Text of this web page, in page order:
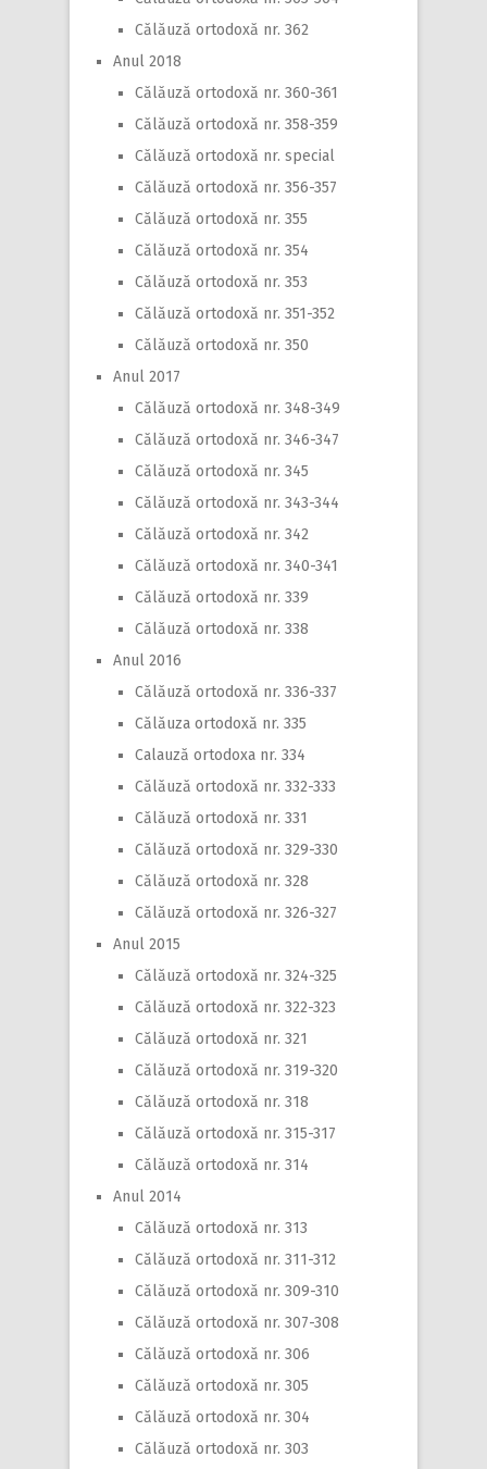
Călăuză ortodoxă nr. 362
Anul 2018
Călăuză ortodoxă nr. 360-361
Călăuză ortodoxă nr. 358-359
Călăuză ortodoxă nr. special
Călăuză ortodoxă nr. 356-357
Călăuză ortodoxă nr. 355
Călăuză ortodoxă nr. 354
Călăuză ortodoxă nr. 353
Călăuză ortodoxă nr. 351-352
Călăuză ortodoxă nr. 350
Anul 2017
Călăuză ortodoxă nr. 348-349
Călăuză ortodoxă nr. 346-347
Călăuză ortodoxă nr. 345
Călăuză ortodoxă nr. 343-344
Călăuză ortodoxă nr. 342
Călăuză ortodoxă nr. 340-341
Călăuză ortodoxă nr. 339
Călăuză ortodoxă nr. 338
Anul 2016
Călăuză ortodoxă nr. 336-337
Călăuza ortodoxă nr. 335
Calauză ortodoxa nr. 334
Călăuză ortodoxă nr. 332-333
Călăuză ortodoxă nr. 331
Călăuză ortodoxă nr. 329-330
Călăuză ortodoxă nr. 328
Călăuză ortodoxă nr. 326-327
Anul 2015
Călăuză ortodoxă nr. 324-325
Călăuză ortodoxă nr. 322-323
Călăuză ortodoxă nr. 321
Călăuză ortodoxă nr. 319-320
Călăuză ortodoxă nr. 318
Călăuză ortodoxă nr. 315-317
Călăuză ortodoxă nr. 314
Anul 2014
Călăuză ortodoxă nr. 313
Călăuză ortodoxă nr. 311-312
Călăuză ortodoxă nr. 309-310
Călăuză ortodoxă nr. 307-308
Călăuză ortodoxă nr. 306
Călăuză ortodoxă nr. 305
Călăuză ortodoxă nr. 304
Călăuză ortodoxă nr. 303